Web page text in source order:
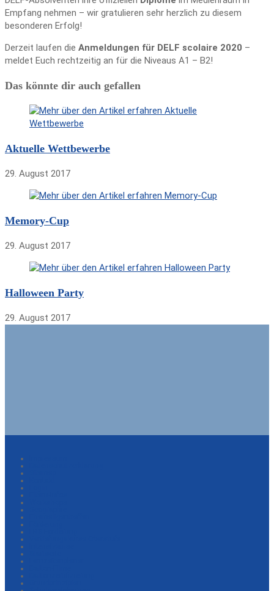
Empfang nehmen – wir gratulieren sehr herzlich zu diesem
besonderen Erfolg!
Derzeit laufen die Anmeldungen für DELF scolaire 2020 –
meldet Euch rechtzeitig an für die Niveaus A1 – B2!
Das könnte dir auch gefallen
Aktuelle Wettbewerbe
29. August 2017
Memory-Cup
29. August 2017
Halloween Party
29. August 2017